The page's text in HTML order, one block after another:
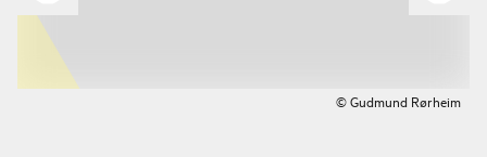
© Gudmund Rørheim